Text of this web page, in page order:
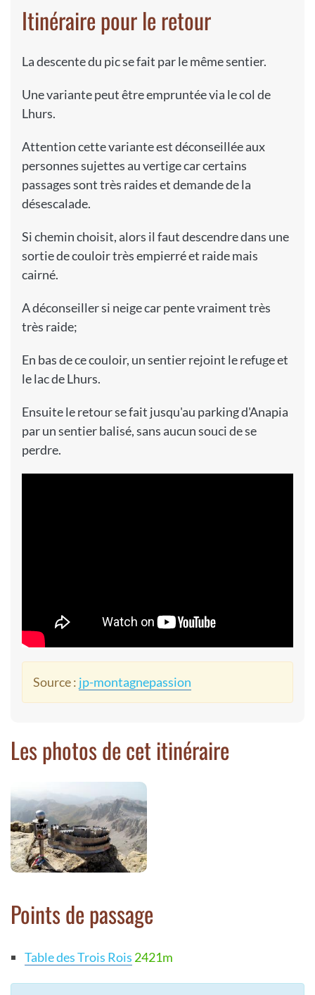
Itinéraire pour le retour
La descente du pic se fait par le même sentier.
Une variante peut être empruntée via le col de
Lhurs.
Attention cette variante est déconseillée aux
personnes sujettes au vertige car certains
passages sont très raides et demande de la
désescalade.
Si chemin choisit, alors il faut descendre dans une
sortie de couloir très empierré et raide mais
cairné.
A déconseiller si neige car pente vraiment très
très raide;
En bas de ce couloir, un sentier rejoint le refuge et
le lac de Lhurs.
Ensuite le retour se fait jusqu'au parking d'Anapia
par un sentier balisé, sans aucun souci de se
perdre.
Source : jp-montagnepassion
Les photos de cet itinéraire
Points de passage
Table des Trois Rois 2421m